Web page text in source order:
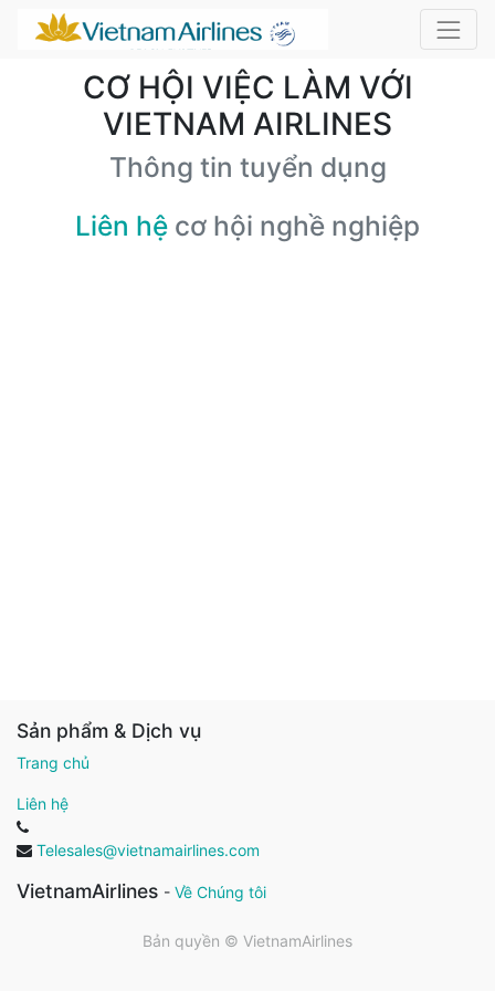
CƠ HỘI VIỆC LÀM VỚI
VIETNAM AIRLINES
Thông tin tuyển dụng
Liên hệ cơ hội nghề nghiệp
Sản phẩm & Dịch vụ
Trang chủ
Liên hệ
Telesales@vietnamairlines.com
VietnamAirlines - Về Chúng tôi
Bản quyền © VietnamAirlines